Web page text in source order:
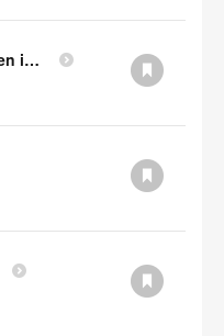
Catálogo Viccarbe Cubow (en inglés)